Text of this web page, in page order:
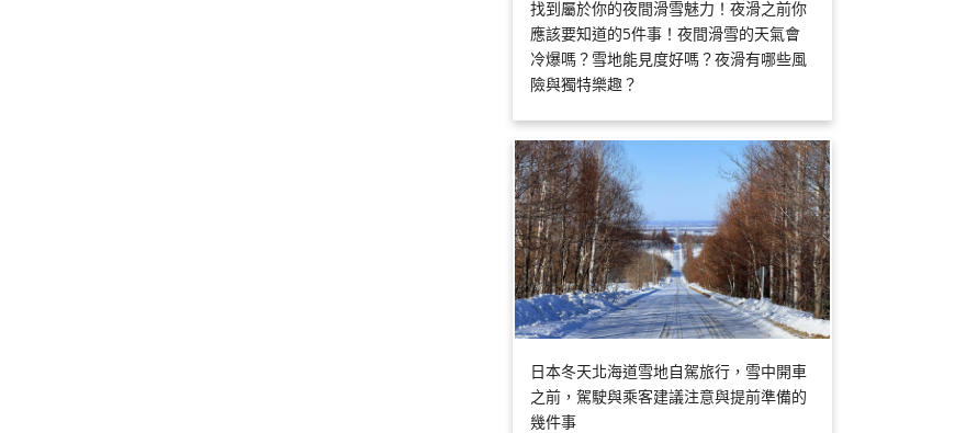
找到屬於你的夜間滑雪魅力！夜滑之前你
應該要知道的5件事！夜間滑雪的天氣會
冷爆嗎？雪地能見度好嗎？夜滑有哪些風
險與獨特樂趣？
日本冬天北海道雪地自駕旅行，雪中開車
之前，駕駛與乘客建議注意與提前準備的
幾件事